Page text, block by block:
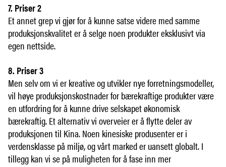
7. Priser 2
Et annet grep vi gjør for å kunne satse videre med samme
produksjonskvalitet er å selge noen produkter eksklusivt via
egen nettside.
8. Priser 3
Men selv om vi er kreative og utvikler nye forretningsmodeller,
vil høye produksjonskostnader for bærekraftige produkter være
en utfordring for å kunne drive selskapet økonomisk
bærekraftig. Et alternativ vi overveier er å flytte deler av
produksjonen til Kina. Noen kinesiske produsenter er i
verdensklasse på miljø, og vårt marked er uansett globalt. I
tillegg kan vi se på muligheten for å fase inn mer